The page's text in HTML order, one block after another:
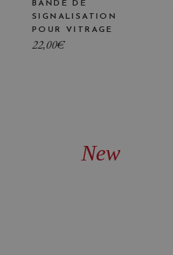
BANDE DE
SIGNALISATION
POUR VITRAGE
22,00€
New